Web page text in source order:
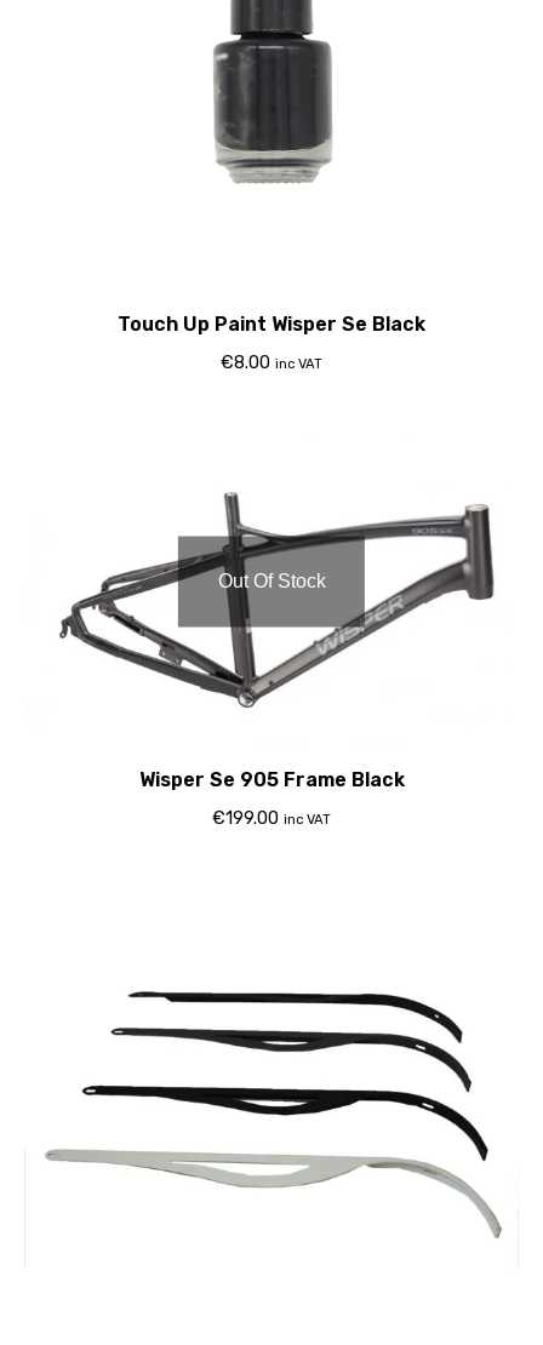
Touch Up Paint Wisper Se Black
€8.00 inc VAT
Out Of Stock
Wisper Se 905 Frame Black
€199.00 inc VAT